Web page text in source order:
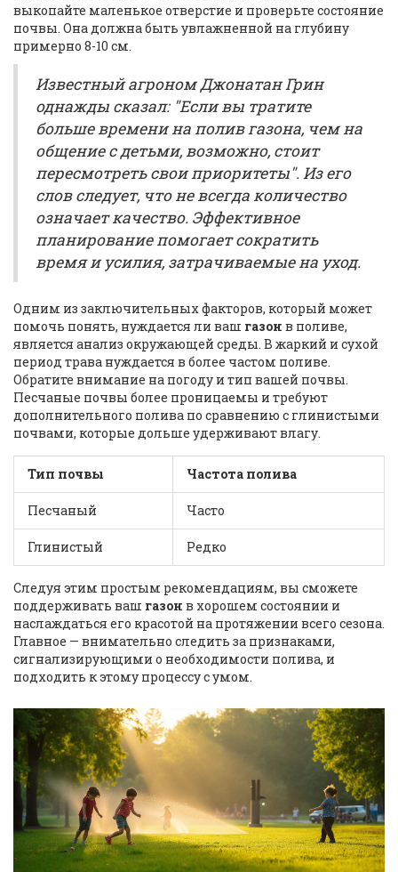
выкопайте маленькое отверстие и проверьте состояние
почвы. Она должна быть увлажненной на глубину
примерно 8-10 см.
Известный агроном Джонатан Грин
однажды сказал: "Если вы тратите
больше времени на полив газона, чем на
общение с детьми, возможно, стоит
пересмотреть свои приоритеты". Из его
слов следует, что не всегда количество
означает качество. Эффективное
планирование помогает сократить
время и усилия, затрачиваемые на уход.
Одним из заключительных факторов, который может
помочь понять, нуждается ли ваш газон в поливе,
является анализ окружающей среды. В жаркий и сухой
период трава нуждается в более частом поливе.
Обратите внимание на погоду и тип вашей почвы.
Песчаные почвы более проницаемы и требуют
дополнительного полива по сравнению с глинистыми
почвами, которые дольше удерживают влагу.
Тип почвы Частота полива
Песчаный Часто
Глинистый Редко
Следуя этим простым рекомендациям, вы сможете
поддерживать ваш газон в хорошем состоянии и
наслаждаться его красотой на протяжении всего сезона.
Главное — внимательно следить за признаками,
сигнализирующими о необходимости полива, и
подходить к этому процессу с умом.